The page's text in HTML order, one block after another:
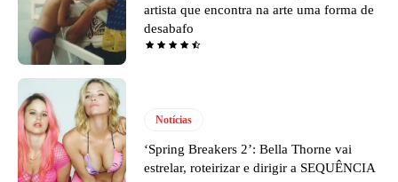
artista que encontra na arte uma forma de
desabafo
Notícias
‘Spring Breakers 2’: Bella Thorne vai
estrelar, roteirizar e dirigir a SEQUÊNCIA